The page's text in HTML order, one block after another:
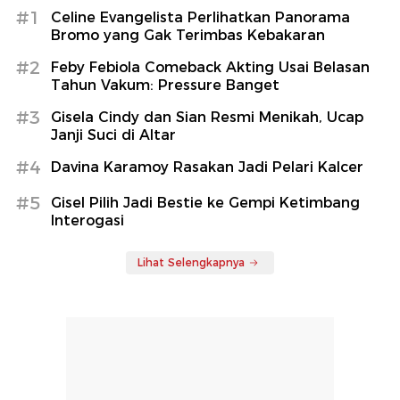
#1
Celine Evangelista Perlihatkan Panorama
Bromo yang Gak Terimbas Kebakaran
#2
Feby Febiola Comeback Akting Usai Belasan
Tahun Vakum: Pressure Banget
#3
Gisela Cindy dan Sian Resmi Menikah, Ucap
Janji Suci di Altar
#4 Davina Karamoy Rasakan Jadi Pelari Kalcer
#5
Gisel Pilih Jadi Bestie ke Gempi Ketimbang
Interogasi
Lihat Selengkapnya